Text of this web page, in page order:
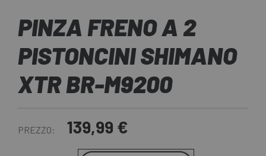
PINZA FRENO A 2
PISTONCINI SHIMANO
XTR BR-M9200
PREZZO: 139,99 €